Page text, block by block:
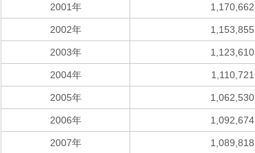
2001年 1,170,662
2002年 1,153,855
2003年 1,123,610
2004年 1,110,721
2005年 1,062,530
2006年 1,092,674
2007年 1,089,818